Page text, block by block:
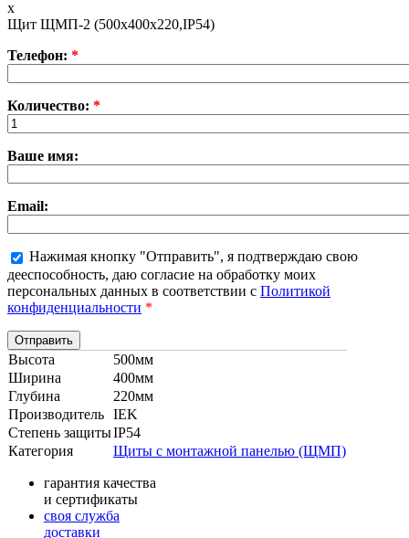
x
Щит ЩМП-2 (500х400х220,IP54)
Телефон: *
Количество: *
Ваше имя:
Email:
Нажимая кнопку "Отправить", я подтверждаю свою
дееспособность, даю согласие на обработку моих
персональных данных в соответствии с Политикой
конфиденциальности *
Высота
500мм
Ширина
400мм
Глубина
220мм
Производитель IEK
Степень защитыIP54
Категория
Щиты с монтажной панелью (ЩМП)
гарантия качества
и сертификаты
своя служба
доставки